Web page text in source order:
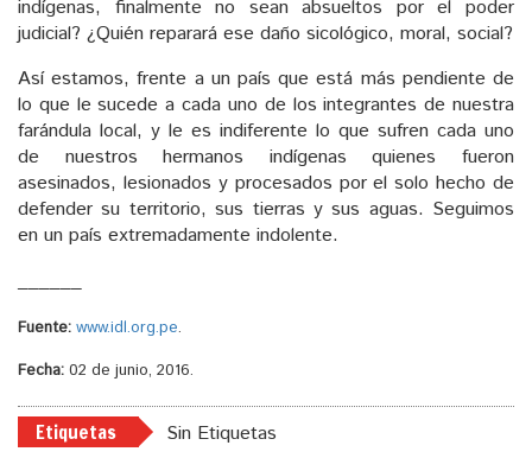
indígenas, finalmente no sean absueltos por el poder
judicial? ¿Quién reparará ese daño sicológico, moral, social?
Así estamos, frente a un país que está más pendiente de
lo que le sucede a cada uno de los integrantes de nuestra
farándula local, y le es indiferente lo que sufren cada uno
de nuestros hermanos indígenas quienes fueron
asesinados, lesionados y procesados por el solo hecho de
defender su territorio, sus tierras y sus aguas. Seguimos
en un país extremadamente indolente.
Fuente: www.idl.org.pe.
Fecha: 02 de junio, 2016.
Etiquetas Sin Etiquetas